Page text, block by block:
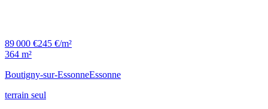
89 000 €245 €/m²
364 m²
Boutigny-sur-EssonneEssonne
terrain seul